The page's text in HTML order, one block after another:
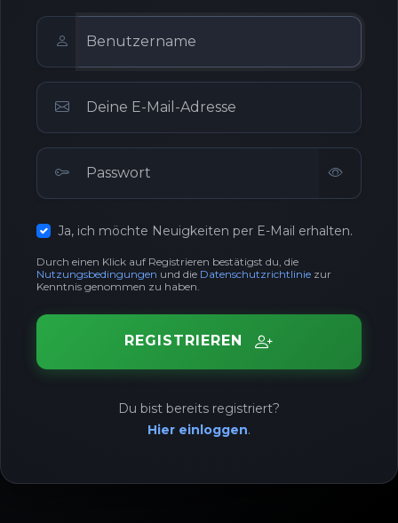
Ja, ich möchte Neuigkeiten per E-Mail erhalten.
Durch einen Klick auf Registrieren bestätigst du, die
Nutzungsbedingungen und die Datenschutzrichtlinie zur
Kenntnis genommen zu haben.
REGISTRIEREN
Du bist bereits registriert?
Hier einloggen.